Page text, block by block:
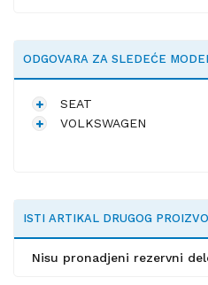
ODGOVARA ZA SLEDEĆE
SEAT
VOLKSWAGEN
ISTI ARTIKAL DRUGOG
Nisu pronadjeni rezervni